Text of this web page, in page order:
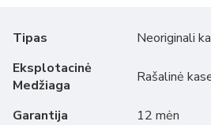
Tipas
Neoriginali
Eksplotacinė
Medžiaga
Rašalinė
Garantija
12 mėn